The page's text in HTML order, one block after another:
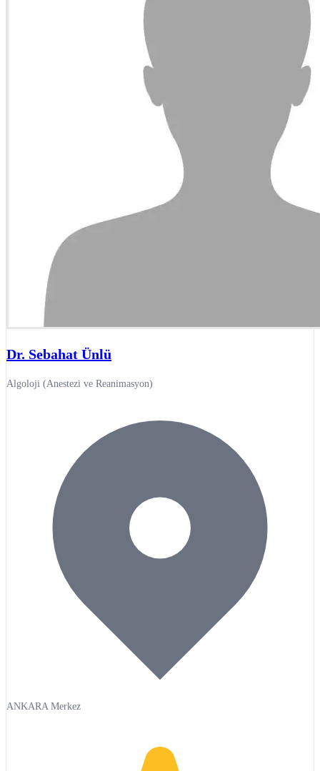
Dr. Sebahat Ünlü
Algoloji (Anestezi ve Reanimasyon)
ANKARA Merkez